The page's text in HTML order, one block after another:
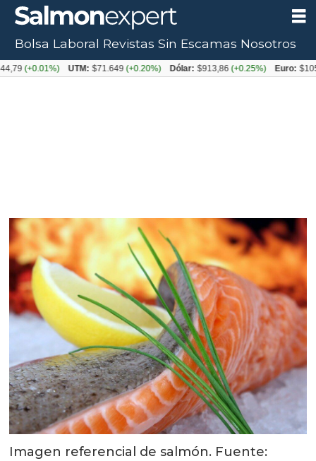
Imagen referencial de salmón. Fuente:
Bolsa Laboral Revistas Sin Escamas Nosotros
UTM: $71.649(+0.20%) Dólar: $913,86(+0.25%) Euro: $1053,08(-